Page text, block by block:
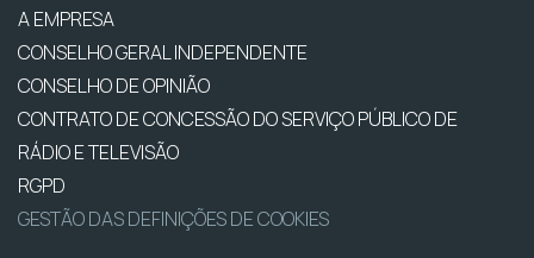
A EMPRESA
CONSELHO GERAL INDEPENDENTE
CONSELHO DE OPINIÃO
CONTRATO DE CONCESSÃO DO SERVIÇO PÚBLICO DE
RÁDIO E TELEVISÃO
RGPD
GESTÃO DAS DEFINIÇÕES DE COOKIES